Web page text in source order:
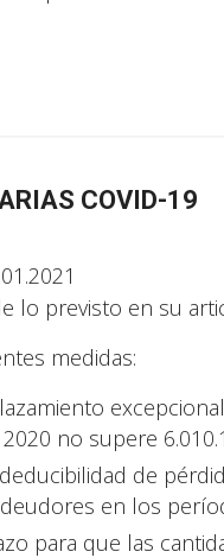
COVID-19
lo previsto en su
medidas:
no supere
de
en los
para que las